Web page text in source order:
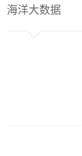
海洋大数据